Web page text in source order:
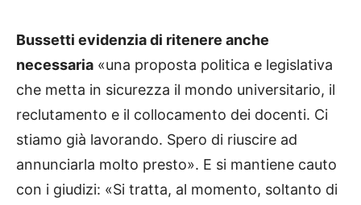
Bussetti evidenzia di ritenere anche
necessaria «una proposta politica e legislativa
che metta in sicurezza il mondo universitario, il
reclutamento e il collocamento dei docenti. Ci
stiamo già lavorando. Spero di riuscire ad
annunciarla molto presto». E si mantiene cauto
con i giudizi: «Si tratta, al momento, soltanto di